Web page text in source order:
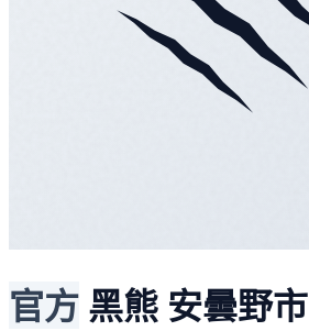
官方 黑熊 安曇野市